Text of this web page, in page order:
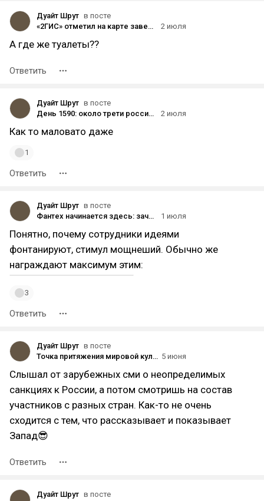
Дуайт Шрут в посте
«2ГИС» отметил на карте заведения, которыми больше всего интересовались пользователи в 2025 году
2 июля
А где же туалеты??
Ответить
Дуайт Шрут в посте
День 1590: около трети россиян в 2026 году сократили число туристических поездок
2 июля
Как то маловато даже
1
Ответить
Дуайт Шрут в посте
Фантех начинается здесь: зачем Альфа-Банку собственный «Оскар»
1 июля
Понятно, почему сотрудники идеями
фонтанируют, стимул мощнеший. Обычно же
награждают максимум этим:
3
Ответить
Дуайт Шрут в посте
Точка притяжения мировой культуры: каким получился первый фестиваль искусств «Человек Альфа / Alfa Human» 5 июня
Слышал от зарубежных сми о неопределимых
санкциях к России, а потом смотришь на состав
участников с разных стран. Как-то не очень
сходится с тем, что рассказывает и показывает
Запад😎
Ответить
Дуайт Шрут в посте